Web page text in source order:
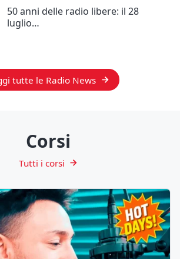
50 anni delle radio libere: il 28
luglio…
tutte le Radio News
Corsi
Tutti i corsi